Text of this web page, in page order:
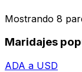
Mostrando 8
Maridajes
ADA a USD